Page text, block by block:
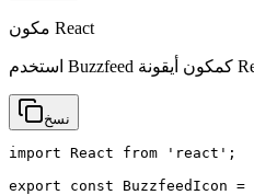
مكون React
نسخ
import React from 'react';
export const BuzzfeedIcon